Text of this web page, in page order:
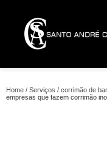
Home Serviços corrimão de
empresas que fazem corrimão